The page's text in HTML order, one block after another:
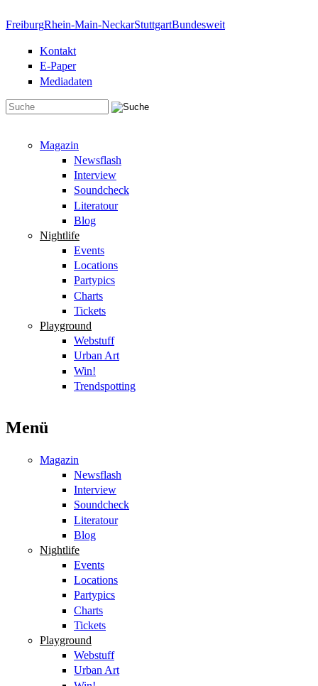
FreiburgRhein-Main-NeckarStuttgartBundesweit
Kontakt
E-Paper
Mediadaten
Magazin
Newsflash
Interview
Soundcheck
Literatour
Blog
Nightlife
Events
Locations
Partypics
Charts
Tickets
Playground
Webstuff
Urban Art
Win!
Trendspotting
Menü
Magazin
Newsflash
Interview
Soundcheck
Literatour
Blog
Nightlife
Events
Locations
Partypics
Charts
Tickets
Playground
Webstuff
Urban Art